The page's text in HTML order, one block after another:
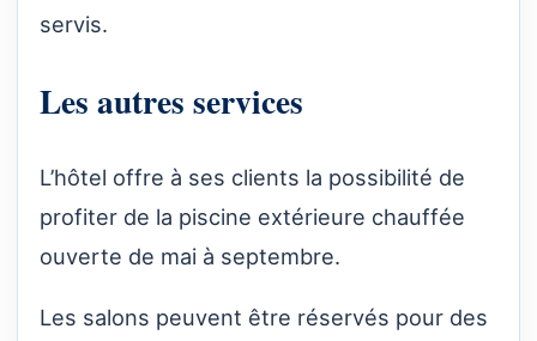
servis.
Les autres services
L’hôtel offre à ses clients la possibilité de
profiter de la piscine extérieure chauffée
ouverte de mai à septembre.
Les salons peuvent être réservés pour des